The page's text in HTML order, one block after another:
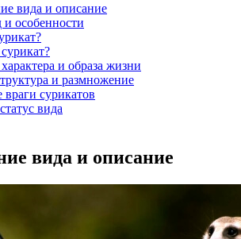
вида и описание
особенности
и образа жизни
и размножение
враги сурикатов
вида
вида и описание